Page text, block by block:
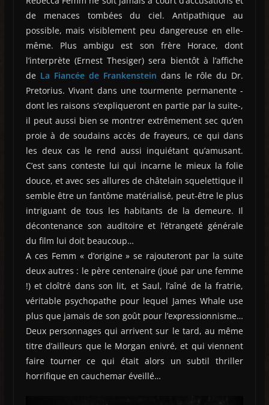
de menaces tombées du ciel. Antipathique au
possible, mais visiblement peu dangereuse en elle-
même. Plus ambigu est son frère Horace, dont
l’interprète (Ernest Thesiger) sera bientôt à l’affiche
de La Fiancée de Frankenstein dans le rôle du Dr.
Pretorius. Vivant dans une tourmente permanente -
dont les raisons s’expliqueront en partie par la suite-,
il peut aussi bien se montrer extrêmement sec qu’en
proie à de soudains accès de frayeurs, ce qui dans
les deux cas le rend aussi inquiétant qu’amusant.
C’est sans conteste lui qui incarne le mieux la folie
douce, et avec ses allures de châtelain squelettique il
semble être un fantôme matérialisé, peut-être le plus
intriguant de tous les habitants de la demeure. Il
décontenance son auditoire et l’étrangeté générale
du film lui doit beaucoup…
A ces Femm « d’origine » se rajouteront par la suite
deux autres : le père centenaire (joué par une femme
!) et cloîtré dans son lit, et Saul, l’aîné de la fratrie,
véritable psychopathe pour lequel James Whale use
plus que jamais de son goût pour l’expressionnisme…
Deux personnages qui arrivent sur le tard, au même
titre d’ailleurs que le Morgan enivré, et qui viennent
faire tourner ce qui était alors un subtil thriller
horrifique en cauchemar éveillé…